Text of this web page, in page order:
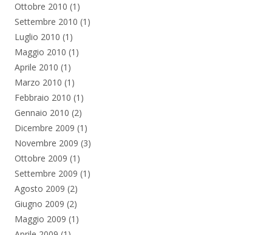
Ottobre 2010 (1)
Settembre 2010 (1)
Luglio 2010 (1)
Maggio 2010 (1)
Aprile 2010 (1)
Marzo 2010 (1)
Febbraio 2010 (1)
Gennaio 2010 (2)
Dicembre 2009 (1)
Novembre 2009 (3)
Ottobre 2009 (1)
Settembre 2009 (1)
Agosto 2009 (2)
Giugno 2009 (2)
Maggio 2009 (1)